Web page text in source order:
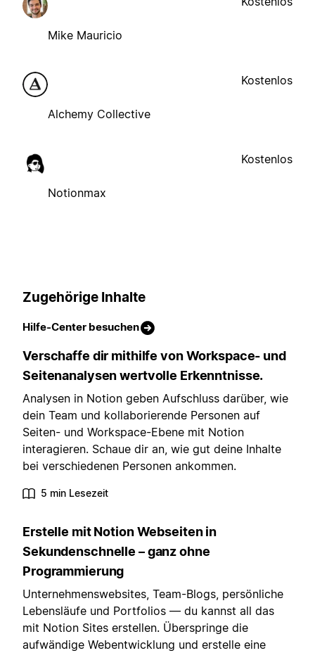
Mike Mauricio
Alchemy Collective
Kostenlos
Notionmax
Kostenlos
Zugehörige Inhalte
Hilfe-Center besuchen
Verschaffe dir mithilfe von Workspace- und
Seitenanalysen wertvolle Erkenntnisse.
Analysen in Notion geben Aufschluss darüber, wie
dein Team und kollaborierende Personen auf
Seiten- und Workspace-Ebene mit Notion
interagieren. Schaue dir an, wie gut deine Inhalte
bei verschiedenen Personen ankommen.
5 min Lesezeit
Erstelle mit Notion Webseiten in
Sekundenschnelle – ganz ohne
Programmierung
Unternehmenswebsites, Team-Blogs, persönliche
Lebensläufe und Portfolios — du kannst all das
mit Notion Sites erstellen. Überspringe die
aufwändige Webentwicklung und erstelle eine